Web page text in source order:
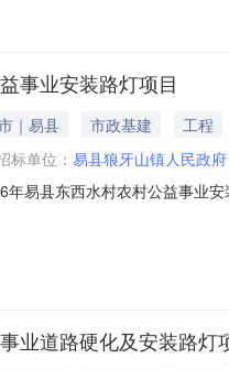
事业安装路灯项目
｜易县 市政基建
工程
标单位： 易县狼牙山镇人民政府
年易县东西水村农村公益事业
业道路硬化及安装路灯